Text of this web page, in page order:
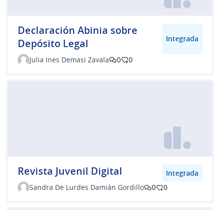
Declaración Abinia sobre
Depósito Legal
Integrada
Julia Ines Demasi Zavala 0 0
Revista Juvenil Digital
Integrada
Sandra De Lurdes Damián Gordillo
0 0